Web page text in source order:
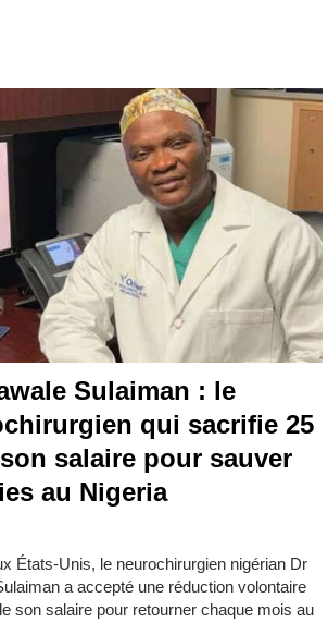
Sulaiman : le
qui sacrifie 25
salaire pour sauver
au Nigeria
États-Unis, le neurochirurgien nigérian Dr
a accepté une réduction volontaire
son salaire pour retourner chaque mois au